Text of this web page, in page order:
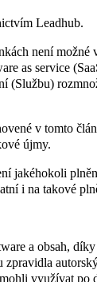
Leadhub.
není
as service
v tomto
újmy.
jakéhokoli
i na takové
a obsah,
využívat po